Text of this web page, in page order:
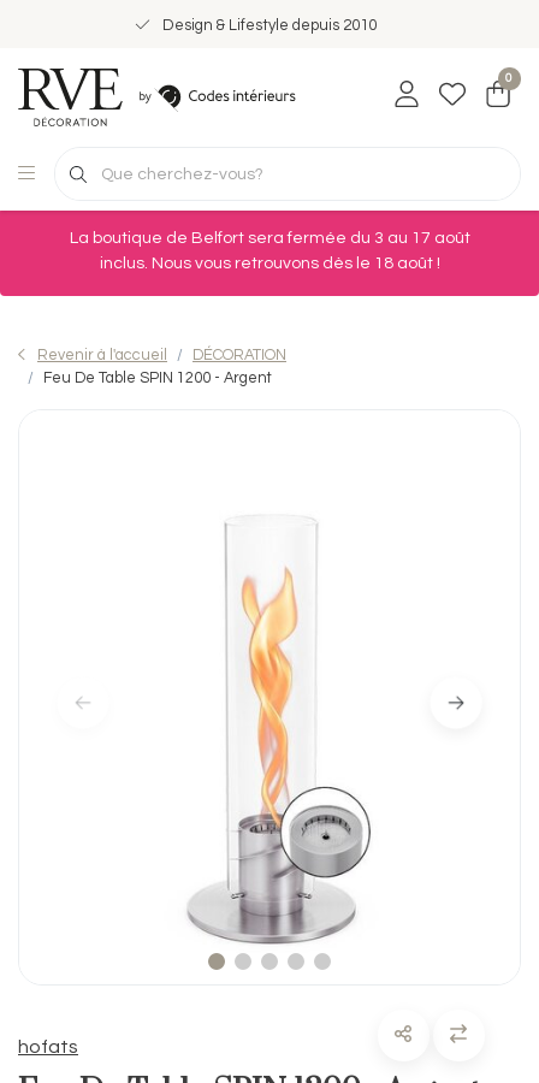
Design & Lifestyle depuis 2010
0
La boutique de Belfort sera fermée du 3 au 17 août
inclus. Nous vous retrouvons dès le 18 août !
Revenir à l'accueil
DÉCORATION
Feu De Table SPIN 1200 - Argent
hofats